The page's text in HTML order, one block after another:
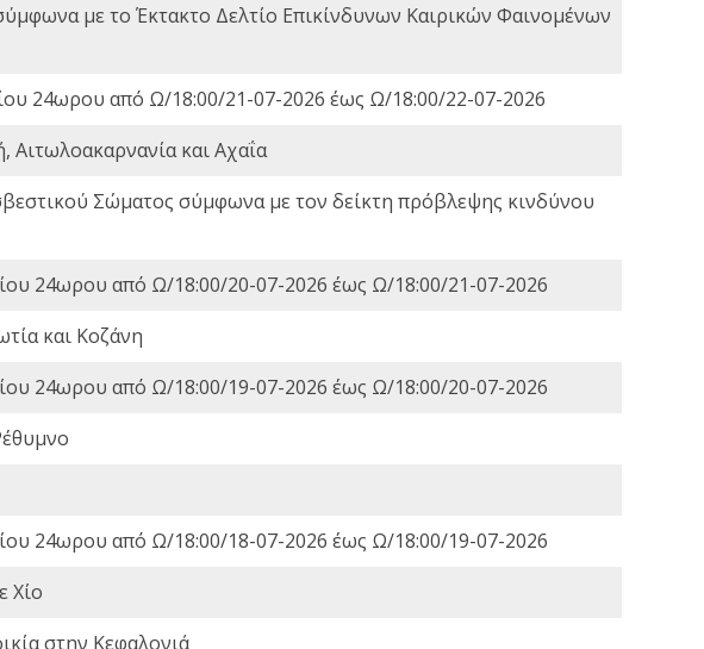
με το Έκτακτο Δελτίο Επικίνδυνων Καιρικών Φαινομένων
24ωρου από Ω/18:00/21-07-2026 έως Ω/18:00/22-07-2026
Αιτωλοακαρνανία και Αχαΐα
Σώματος σύμφωνα με τον δείκτη πρόβλεψης κινδύνου
24ωρου από Ω/18:00/20-07-2026 έως Ω/18:00/21-07-2026
και Κοζάνη
24ωρου από Ω/18:00/19-07-2026 έως Ω/18:00/20-07-2026
24ωρου από Ω/18:00/18-07-2026 έως Ω/18:00/19-07-2026
Χίο
στην Κεφαλονιά